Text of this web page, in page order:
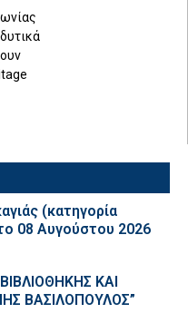
(κατηγορία
08 Αυγούστου 2026
ΚΑΙ
ΒΑΣΙΛΟΠΟΥΛΟΣ”